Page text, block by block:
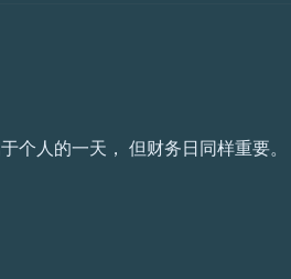
个人的一天， 但财务日同样重要。